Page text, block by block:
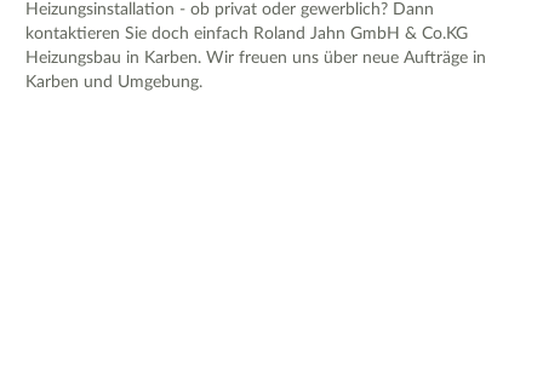
Heizungsinstallation - ob privat oder gewerblich? Dann
kontaktieren Sie doch einfach Roland Jahn GmbH & Co.KG
Heizungsbau in Karben. Wir freuen uns über neue Aufträge in
Karben und Umgebung.